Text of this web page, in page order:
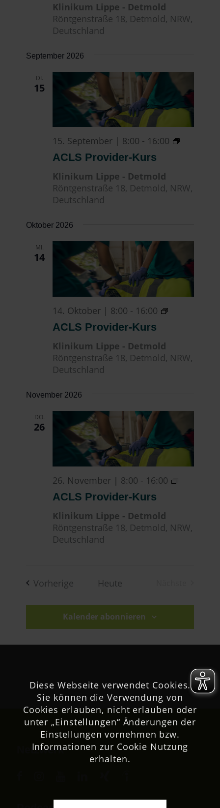
Klinikum Lippe - Detmold
Röntgenstraße 18, Detmold, NRW,
Deutschland
September 2026
DI.
15
ACLS Provider-Kurs
15. September | 8:00 - 16:00
ACLS
Klinikum Lippe - Detmold
Röntgenstraße 18, Detmold, NRW,
Deutschland
Oktober 2026
MI.
14
ACLS Provider-Kurs
14. Oktober | 8:00 - 16:00
ACLS
Klinikum Lippe - Detmold
Röntgenstraße 18, Detmold, NRW,
Deutschland
November 2026
DO.
26
ACLS Provider-Kurs
26. November | 8:00 - 16:00
ACLS
Klinikum Lippe - Detmold
Röntgenstraße 18, Detmold, NRW,
Deutschland
Vorherige Veranstaltungen
Heute
Kalender abonnieren
Netzwerk
Diese Webseite verwendet Cookies.
Sie können die Verwendung von
Cookies erlauben, nicht erlauben oder
unter „Einstellungen“ Änderungen der
Einstellungen vornehmen bzw.
Informationen zur Cookie Nutzung
erhalten.